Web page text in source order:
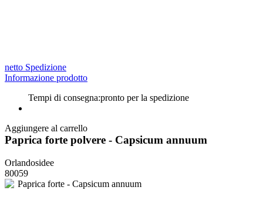
netto Spedizione
Informazione prodotto
Tempi di consegna:pronto per la spedizione
Aggiungere al carrello
Paprica forte polvere - Capsicum annuum
Orlandosidee
80059